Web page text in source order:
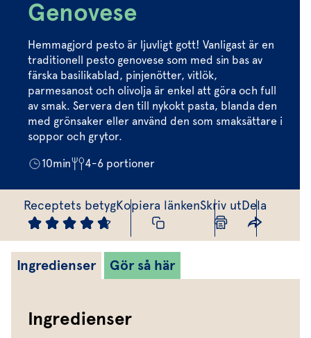
Dressing
Örtolja
Örtsalt & rub
Citronmeliss
Allt om sallat
Vårt sortiment
För restaurang &
Dressingen gör salladen
Genovese
Hemmagjord pesto är ljuvligt gott! Vanligast är en
traditionell pesto genovese som med sin bas av
färska basilikablad, pinjenötter, vitlök,
parmesanost och olivolja är enkel att göra och full
av smak. Servera den till nykokt pasta, blanda den
med grönsaker eller använd den som smaksättare i
soppor och grytor.
10min 4-6 portioner
Receptets betygKopiera länkenSkriv utDela
Ingredienser Gör så här
Ingredienser